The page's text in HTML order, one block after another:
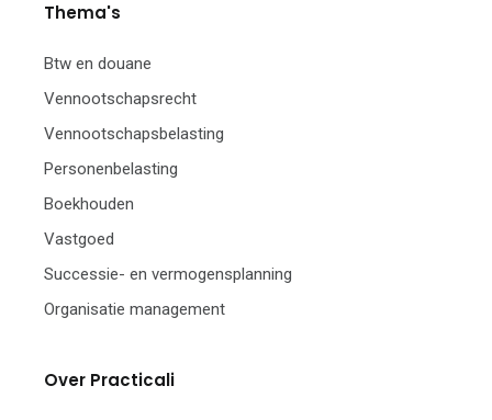
Thema's
Btw en douane
Vennootschapsrecht
Vennootschapsbelasting
Personenbelasting
Boekhouden
Vastgoed
Successie- en vermogensplanning
Organisatie management
Over Practicali